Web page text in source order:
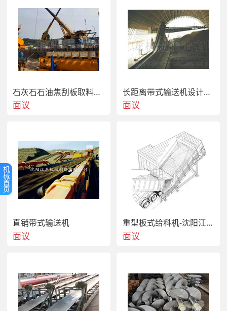
石灰石石油焦刮板取料机沈阳江龙机械
面议
长距离带式输送机设计和生产厂家-沈阳江龙机械
面议
直销带式输送机
面议
重型板式给料机-沈阳江龙机械制造有限公司
面议
机
械
首
页